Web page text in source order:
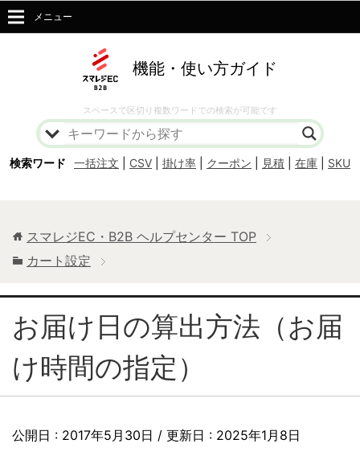
機能・使い方ガイド
スペースで区切り複数ワードでの検索が可能です
検索ワード 一括注文 CSV 掛け率 クーポン 見積 在庫 SKU
メニュー
スマレジEC・B2B ヘルプセンター TOP
カート設定
お届け日の算出方法（お届
け時間の指定）
公開日 : 2017年5月30日 / 更新日 : 2025年1月8日